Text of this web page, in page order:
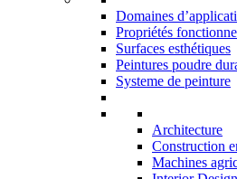
Domaines
Propriétés
Surfaces esthétiques
Peintures poudre
Systeme de peinture
Architecture
Construction
Machines